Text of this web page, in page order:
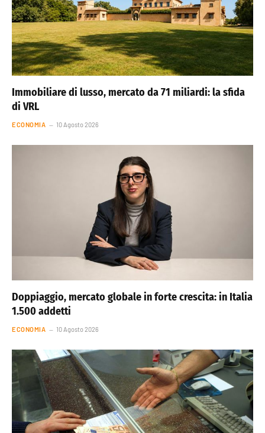
Immobiliare di lusso, mercato da 71 miliardi: la sfida
di VRL
ECONOMIA 10 Agosto 2026
Doppiaggio, mercato globale in forte crescita: in Italia
1.500 addetti
ECONOMIA 10 Agosto 2026